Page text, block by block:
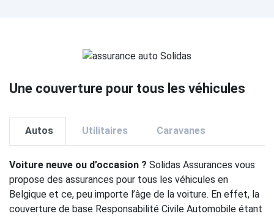
Une couverture pour tous les véhicules
Autos Utilitaires Caravanes
Voiture neuve ou d’occasion ? Solidas Assurances vous
propose des assurances pour tous les véhicules en
Belgique et ce, peu importe l’âge de la voiture. En effet, la
couverture de base Responsabilité Civile Automobile étant